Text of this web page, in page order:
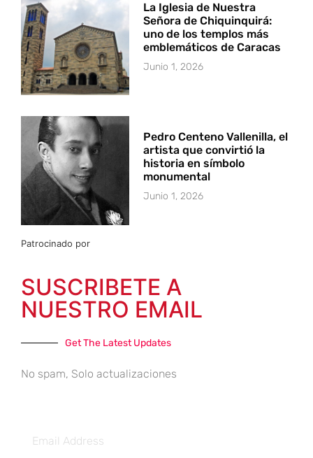
La Iglesia de Nuestra
Señora de Chiquinquirá:
uno de los templos más
emblemáticos de Caracas
Junio 1, 2026
Pedro Centeno Vallenilla, el
artista que convirtió la
historia en símbolo
monumental
Junio 1, 2026
Patrocinado por
SUSCRIBETE A
NUESTRO EMAIL
Get The Latest Updates
No spam, Solo actualizaciones